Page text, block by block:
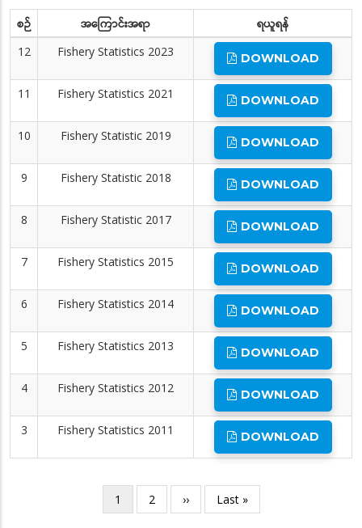
စဉ် အကြောင်းအရာ
ရယူရန်
12
Fishery Statistics 2023 DOWNLOAD
11 Fishery Statistics 2021 DOWNLOAD
10 Fishery Statistic 2019 DOWNLOAD
9 Fishery Statistic 2018 DOWNLOAD
8 Fishery Statistic 2017 DOWNLOAD
7 Fishery Statistics 2015 DOWNLOAD
6 Fishery Statistics 2014 DOWNLOAD
5 Fishery Statistics 2013 DOWNLOAD
4 Fishery Statistics 2012 DOWNLOAD
3 Fishery Statistics 2011 DOWNLOAD
လက်ရှိ
စာမျက်နှာ
1 စာမျက်နှာ
2
Next
page
››
Last
page
Last »